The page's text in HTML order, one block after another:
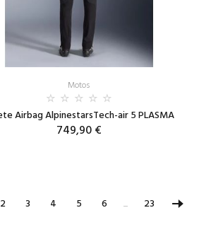
Motos
Airbag AlpinestarsTech-air 5 PLASMA
749,90 €
2 3 4 5 6 ... 23